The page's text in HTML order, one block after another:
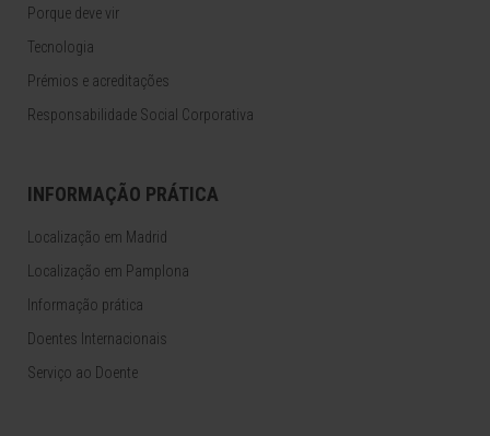
Porque deve vir
Tecnologia
Prémios e acreditações
Responsabilidade Social Corporativa
INFORMAÇÃO PRÁTICA
Localização em Madrid
Localização em Pamplona
Informação prática
Doentes Internacionais
Serviço ao Doente